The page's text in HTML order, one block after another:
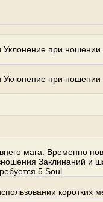
при ношении
при ношении
мага. Временно
Заклинаний и
5 Soul.
коротких